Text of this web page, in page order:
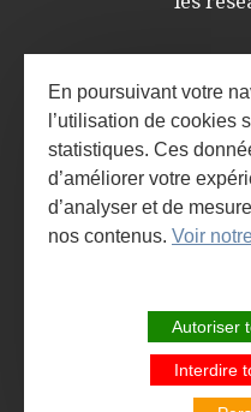
INSCRIVEZ-
ET À
SITE DE
En poursuivant votre
l’utilisation de cookies
statistiques. Ces
d’améliorer votre
d’analyser et de
nos contenus. Voir
Autoriser
Interdire